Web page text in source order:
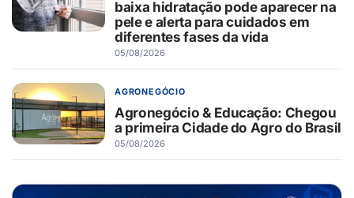
baixa hidratação pode aparecer na
pele e alerta para cuidados em
diferentes fases da vida
05/08/2026
AGRONEGÓCIO
Agronegócio & Educação: Chegou
a primeira Cidade do Agro do Brasil
05/08/2026